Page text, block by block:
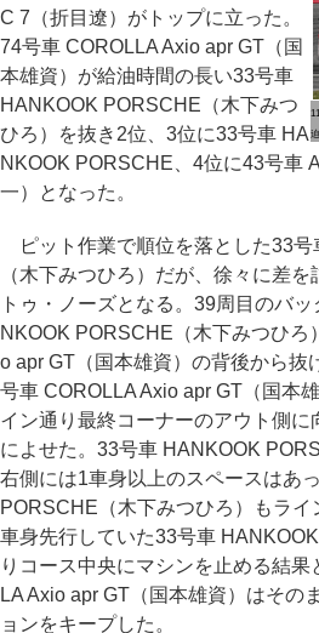
C 7（折目遼）がトップに立った。
74号車 COROLLA Axio apr GT（国
本雄資）が給油時間の長い33号車
HANKOOK PORSCHE（木下みつ
ひろ）を抜き2位、3位に33号車 HA
NKOOK PORSCHE、4位に43号車
一）となった。
ピット作業で順位を落とした33号
（木下みつひろ）だが、徐々に差
トゥ・ノーズとなる。39周目のバ
NKOOK PORSCHE（木下みつひろ
o apr GT（国本雄資）の背後から抜
号車 COROLLA Axio apr GT（国本
イン通り最終コーナーのアウト側
によせた。33号車 HANKOOK
右側には1車身以上のスペースはあ
PORSCHE（木下みつひろ）もラ
車身先行していた33号車
りコース中央にマシンを止める結
LA Axio apr GT（国本雄資）はその
ョンをキープした。